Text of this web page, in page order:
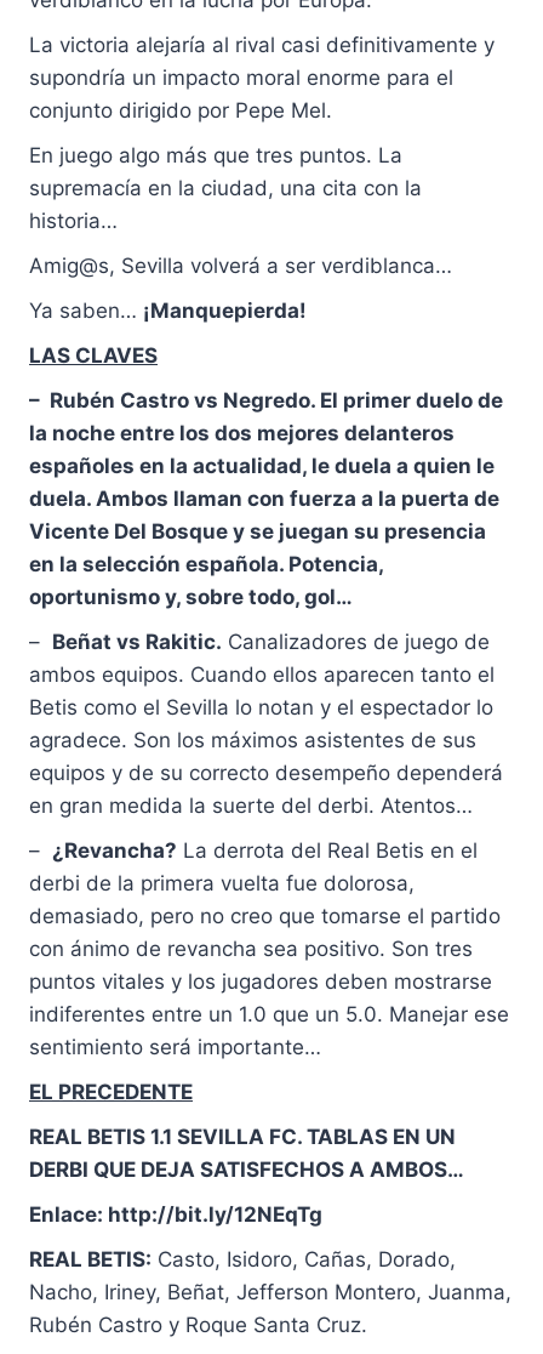
La victoria alejaría al rival casi definitivamente y
supondría un impacto moral enorme para el
conjunto dirigido por Pepe Mel.
En juego algo más que tres puntos. La
supremacía en la ciudad, una cita con la
historia…
Amig@s, Sevilla volverá a ser verdiblanca…
Ya saben… ¡Manquepierda!
LAS CLAVES
– Rubén Castro vs Negredo. El primer duelo de
la noche entre los dos mejores delanteros
españoles en la actualidad, le duela a quien le
duela. Ambos llaman con fuerza a la puerta de
Vicente Del Bosque y se juegan su presencia
en la selección española. Potencia,
oportunismo y, sobre todo, gol…
– Beñat vs Rakitic. Canalizadores de juego de
ambos equipos. Cuando ellos aparecen tanto el
Betis como el Sevilla lo notan y el espectador lo
agradece. Son los máximos asistentes de sus
equipos y de su correcto desempeño dependerá
en gran medida la suerte del derbi. Atentos…
– ¿Revancha? La derrota del Real Betis en el
derbi de la primera vuelta fue dolorosa,
demasiado, pero no creo que tomarse el partido
con ánimo de revancha sea positivo. Son tres
puntos vitales y los jugadores deben mostrarse
indiferentes entre un 1.0 que un 5.0. Manejar ese
sentimiento será importante…
EL PRECEDENTE
REAL BETIS 1.1 SEVILLA FC. TABLAS EN UN
DERBI QUE DEJA SATISFECHOS A AMBOS…
Enlace: http://bit.ly/12NEqTg
REAL BETIS: Casto, Isidoro, Cañas, Dorado,
Nacho, Iriney, Beñat, Jefferson Montero, Juanma,
Rubén Castro y Roque Santa Cruz.